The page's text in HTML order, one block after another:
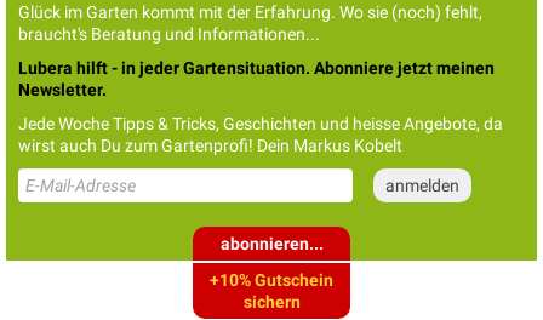
Glück im Garten kommt mit der Erfahrung. Wo sie (noch) fehlt,
braucht's Beratung und Informationen...
Lubera hilft - in jeder Gartensituation. Abonniere jetzt meinen
Newsletter.
Jede Woche Tipps & Tricks, Geschichten und heisse Angebote, da
wirst auch Du zum Gartenprofi! Dein Markus Kobelt
abonnieren...
+10% Gutschein
sichern